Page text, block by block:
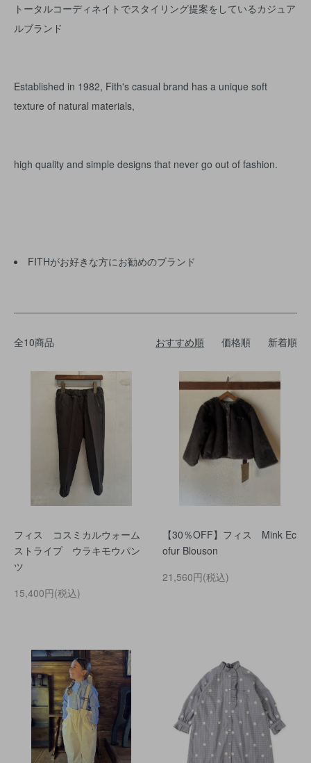
トータルコーディネイトでスタイリング提案をしているカジュア
ルブランド
Established in 1982, Fith's casual brand has a unique soft
texture of natural materials,
high quality and simple designs that never go out of fashion.
FITHがお好きな方にお勧めのブランド
全10商品 おすすめ順 価格順 新着順
フィス コスミカルウォーム
ストライプ ウラキモウパン
ツ
15,400円(税込)
【30％OFF】フィス Mink Ec
ofur Blouson
21,560円(税込)